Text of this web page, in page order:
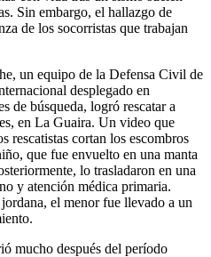
Sin embargo, el hallazgo de
de los socorristas que trabajan
un equipo de la Defensa Civil de
desplegado en
de búsqueda, logró rescatar a
en La Guaira. Un video que
rescatistas cortan los escombros
que fue envuelto en una manta
lo trasladaron en una
y atención médica primaria.
el menor fue llevado a un
mucho después del período